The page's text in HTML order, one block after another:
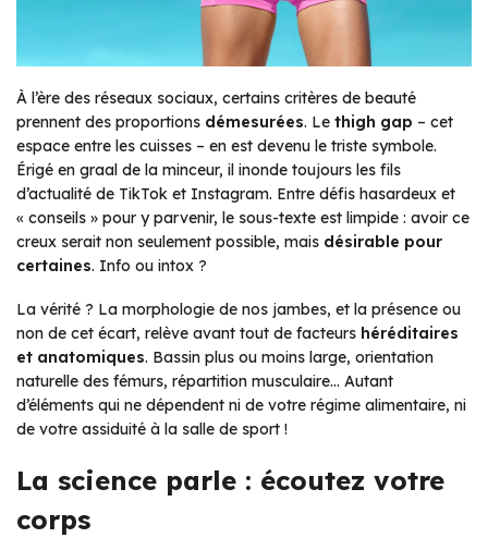
À l’ère des réseaux sociaux, certains critères de beauté
prennent des proportions démesurées. Le thigh gap – cet
espace entre les cuisses – en est devenu le triste symbole.
Érigé en graal de la minceur, il inonde toujours les fils
d’actualité de TikTok et Instagram. Entre défis hasardeux et
« conseils » pour y parvenir, le sous-texte est limpide : avoir ce
creux serait non seulement possible, mais désirable pour
certaines. Info ou intox ?
La vérité ? La morphologie de nos jambes, et la présence ou
non de cet écart, relève avant tout de facteurs héréditaires
et anatomiques. Bassin plus ou moins large, orientation
naturelle des fémurs, répartition musculaire… Autant
d’éléments qui ne dépendent ni de votre régime alimentaire, ni
de votre assiduité à la salle de sport !
La science parle : écoutez votre
corps